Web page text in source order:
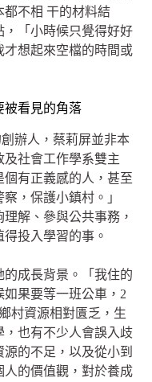
都不相 干的材料結
「小時候只覺得好好
想起來空檔的時間或
看見的角落
辦人，蔡莉屏並非本
社會工作學系雙主
有正義感的人，甚至
，保護小鎮村。」
解、參與公共事務，
投入學習的事。
成長背景。「我住的
果要等一班公車，2
村資源相對匱乏，生
，也有不少人會誤入歧
的不足，以及從小到
人的價值觀，對於養成